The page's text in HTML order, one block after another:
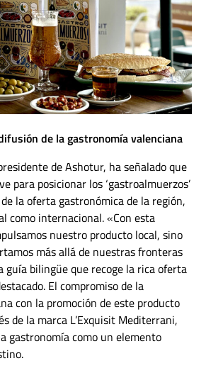
de la gastronomía valenciana
de Ashotur, ha señalado que
para posicionar los ‘gastroalmuerzos’
la oferta gastronómica de la región,
como internacional. «Con esta
nuestro producto local, sino
más allá de nuestras fronteras
guía bilingüe que recoge la rica oferta
El compromiso de la
con la promoción de este producto
de la marca L’Exquisit Mediterrani,
gastronomía como un elemento